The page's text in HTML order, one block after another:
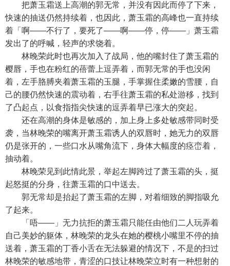
把萧玉霜送上高潮的郭无常，并没有因此而停了下来，
快速的抽送仍然持续着，也因此，萧玉霜的高峰也一直持续
着「啊——不行了，要死了——啊——停，停——」萧玉霜
发出了的呼喊，轻声的求饶着。
林晚荣此时也再次加入了战局，他的嘴封住了萧玉霜的
樱唇，手也在粉红的蓓蕾上逗弄着，而郭无常的手也没闲
着，左手胳膊夹着萧玉霜的玉腿，手掌握住柔嫩的雪腰，自
己的腰仍然快速的震动着，右手往萧玉霜的私处游移，找到
了凸起点，以食指指尖快速的逗弄着早已涨大的突起。
还在高潮的身体是敏感的，加上身上多处敏感带同时受
袭，当林晚荣的嘴离开萧玉霜诱人的双唇时，她无力的双唇
仍是张开的，一些口水从嘴角流下，身体大幅度的痉峦着，
抽动着。
林晚荣见到此情此景，举起左脚跨过了萧玉霜的头，挺
起怒挺的分身，往萧玉霜的口中送去。
郭无常却是抬起了萧玉霜的左脚，对着细致的脚指吸允
了起来。
「唔——」无力抗拒的萧玉霜只能任由他们二人玩弄着
自己美妙的躯体，林晚荣的龙头在她的樱桃小嘴里不停的抽
送着，萧玉霜的丁香小舌在无法躲避的情况下，不是的扫过
林晚荣的敏感地带，青涩的口技让林晚荣立时有一种想射的